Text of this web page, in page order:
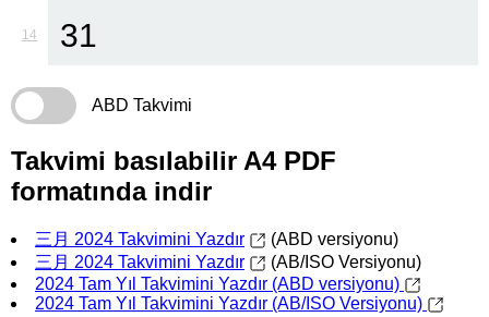
14 31
ABD Takvimi
Takvimi basılabilir A4 PDF
formatında indir
三月 2024 Takvimini Yazdır
(ABD versiyonu)
三月 2024 Takvimini Yazdır
(AB/ISO Versiyonu)
2024 Tam Yıl Takvimini Yazdır (ABD versiyonu)
2024 Tam Yıl Takvimini Yazdır (AB/ISO Versiyonu)